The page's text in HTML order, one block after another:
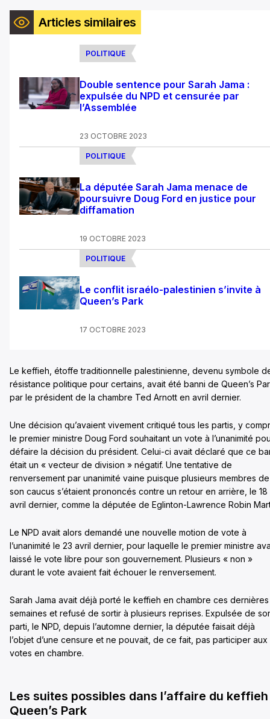
Articles similaires
POLITIQUE
Double sentence pour Sarah Jama :
expulsée du NPD et censurée par
l’Assemblée
23 OCTOBRE 2023
POLITIQUE
La députée Sarah Jama menace de
poursuivre Doug Ford en justice pour
diffamation
19 OCTOBRE 2023
POLITIQUE
Le conflit israélo-palestinien s’invite à
Queen’s Park
17 OCTOBRE 2023
Le keffieh, étoffe traditionnelle palestinienne, devenu symbole
résistance politique pour certains, avait été banni de Queen’s
par le président de la chambre Ted Arnott en avril dernier.
Une décision qu’avaient vivement critiqué tous les partis, y
le premier ministre Doug Ford souhaitant un vote à l’unanimité
défaire la décision du président. Celui-ci avait déclaré que ce
était un « vecteur de division » négatif. Une tentative de
renversement par unanimité vaine puisque plusieurs membres de
son caucus s’étaient prononcés contre un retour en arrière, le 18
avril dernier, comme la députée de Eglinton-Lawrence Robin
Le NPD avait alors demandé une nouvelle motion de vote à
l’unanimité le 23 avril dernier, pour laquelle le premier ministre
laissé le vote libre pour son gouvernement. Plusieurs « non »
durant le vote avaient fait échouer le renversement.
Sarah Jama avait déjà porté le keffieh en chambre ces dernières
semaines et refusé de sortir à plusieurs reprises. Expulsée de
parti, le NPD, depuis l’automne dernier, la députée faisait déjà
l’objet d’une censure et ne pouvait, de ce fait, pas participer aux
votes en chambre.
Les suites possibles dans l’affaire du
Queen’s Park